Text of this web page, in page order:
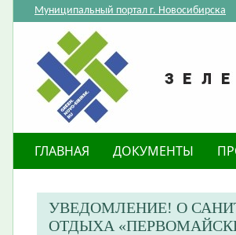
Муниципальный портал г. Новосибирска
ГЛАВНАЯ ДОКУМЕНТЫ
​УВЕДОМЛЕНИЕ! О
ОТДЫХА